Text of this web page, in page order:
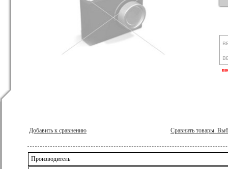
Добавить к сравнению Сравнить товары.
Производитель